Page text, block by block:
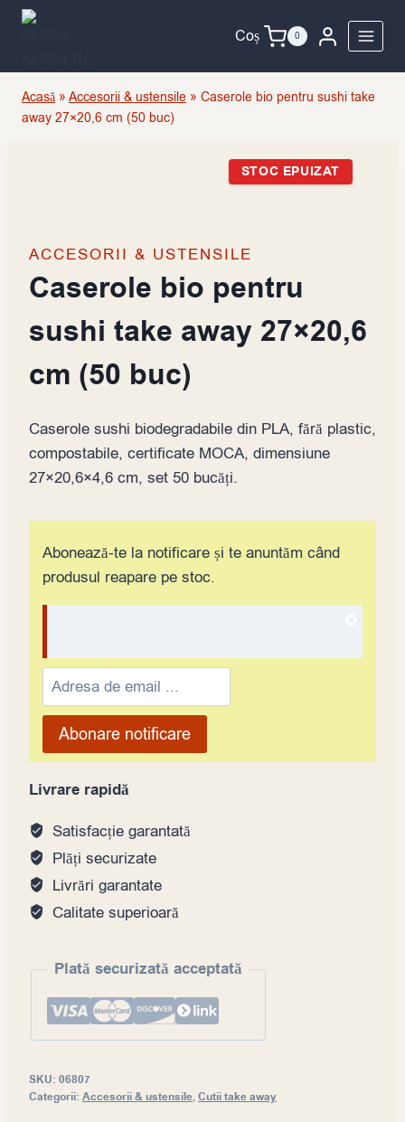
Skip
Coș 0
Acasă » Accesorii & ustensile » Caserole bio pentru sushi take
away 27×20,6 cm (50 buc)
STOC EPUIZAT
ACCESORII & USTENSILE
Caserole bio pentru
sushi take away 27×20,6
cm (50 buc)
Caserole sushi biodegradabile din PLA, fără plastic,
compostabile, certificate MOCA, dimensiune
27×20,6×4,6 cm, set 50 bucăți.
Abonează-te la notificare și te anuntăm când
produsul reapare pe stoc.
Enter
your
email
address
join
the
waitlist
product
Abonare notificare
Livrare rapidă
Satisfacție garantată
Plăți securizate
Livrări garantate
Calitate superioară
Plată securizată acceptată
SKU: 06807
Categorii: Accesorii & ustensile,Cutii take away